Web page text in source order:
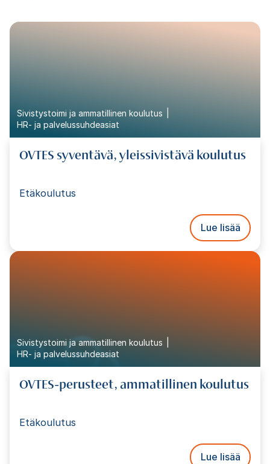
Sivistystoimi ja ammatillinen koulutus
HR- ja palvelussuhdeasiat
OVTES syventävä, yleissivistävä koulutus
Etäkoulutus
Lue lisää
Sivistystoimi ja ammatillinen koulutus
HR- ja palvelussuhdeasiat
OVTES-perusteet, ammatillinen koulutus
Etäkoulutus
Lue lisää